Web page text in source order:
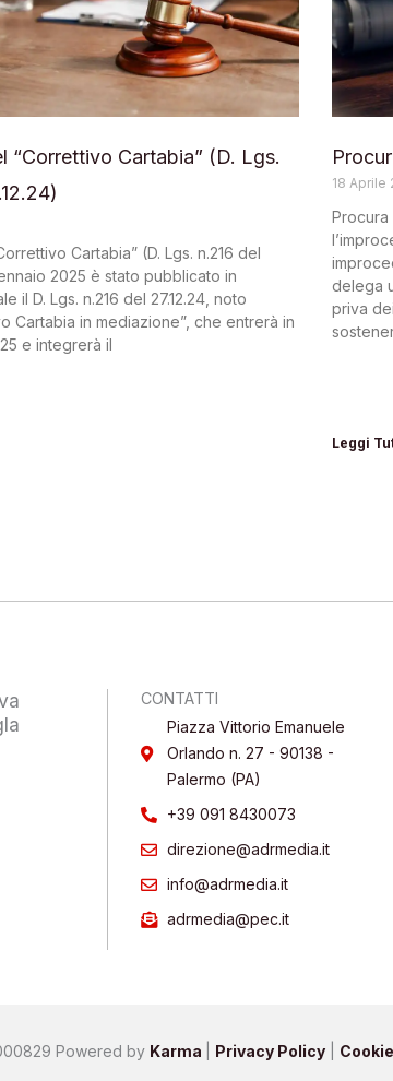
“Correttivo Cartabia” (D. Lgs.
Cartabia” (D. Lgs. n.216 del
2025 è stato pubblicato in
il D. Lgs. n.216 del 27.12.24, noto
Cartabia in mediazione”, che entrerà in
e integrerà il
18 Aprile
Procura
delega
priva
Leggi
CONTATTI
Piazza Vittorio Emanuele
Orlando n. 27 - 90138 -
Palermo (PA)
+39 091 8430073
direzione@adrmedia.it
info@adrmedia.it
adrmedia@pec.it
Powered by Karma Privacy Policy|